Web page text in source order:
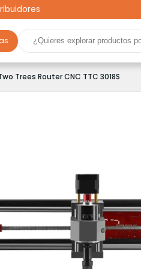
Resinas Repuestos
Realidad Virtual Gaming
Trees Router CNC TTC 3018S